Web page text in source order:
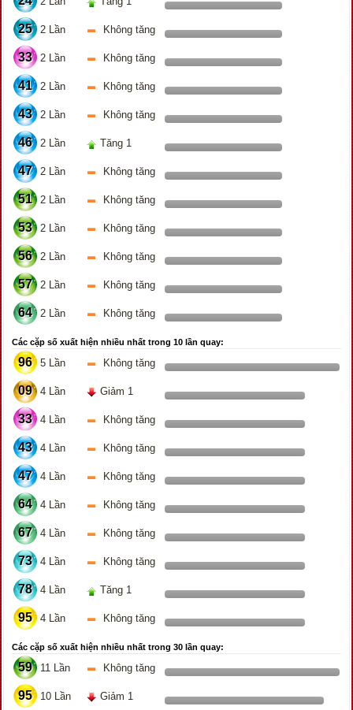
25 2 Lần Không tăng
33 2 Lần Không tăng
41 2 Lần Không tăng
43 2 Lần Không tăng
46 2 Lần Tăng 1
47 2 Lần Không tăng
51 2 Lần Không tăng
53 2 Lần Không tăng
56 2 Lần Không tăng
57 2 Lần Không tăng
64 2 Lần Không tăng
Các cặp số xuất hiện nhiều nhất trong 10 lần quay:
96 5 Lần Không tăng
09 4 Lần Giảm 1
33 4 Lần Không tăng
43 4 Lần Không tăng
47 4 Lần Không tăng
64 4 Lần Không tăng
67 4 Lần Không tăng
73 4 Lần Không tăng
78 4 Lần Tăng 1
95 4 Lần Không tăng
Các cặp số xuất hiện nhiều nhất trong 30 lần quay:
59 11 Lần Không tăng
95 10 Lần Giảm 1